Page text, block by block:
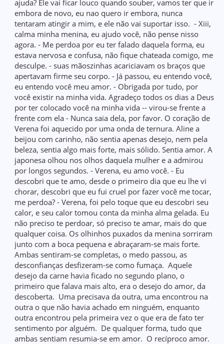
ajuda? Ele vai ficar louco quando souber, vamos ter que ir
embora de novo, eu nao quero ir embora, nunca
tentaram atingir a mim, e ele não vai suportar isso. - Xiii,
calma minha menina, eu ajudo você, não pense nisso
agora. - Me perdoa por eu ter falado daquela forma, eu
estava nervosa e confusa, não fique chateada comigo, me
desculpe. - suas mãoszinhas acariciavam os braços que
apertavam firme seu corpo. - Já passou, eu entendo você,
eu entendo você meu amor. - Obrigada por tudo, por
você existir na minha vida. Agradeço todos os dias a Deus
por ter colocado você na minha vida -- virou-se frente a
frente com ela - Nunca saia dela, por favor. O coração de
Verena foi aquecido por uma onda de ternura. Aline a
beijou com carinho, não sentia apenas desejo, nem pela
beleza, sentia algo mais forte, mais sólido. Sentia amor. A
japonesa olhou nos olhos daquela mulher e a admirou
por longos segundos. - Verena, eu amo você. - Eu
descobri que te amo, desde o primeiro dia que eu lhe vi
chorar, descobri que eu fui cruel por fazer você me tocar,
me perdoa? - Verena, foi pelo toque que eu descobri seu
calor, e seu calor tomou conta da minha alma gelada. Eu
não preciso te perdoar, só preciso te amar, mais do que
qualquer coisa. Os olhinhos puxados da menina sorriram
junto com a boca pequena e abraçaram-se mais forte.
Ambas sentiram-se completas, o medo passou, as
desconfianças desfizeram-se como fumaça. Aquele
desejo da carne havia ficado no segundo plano, o
primeiro que falava mais alto, era o desejo do amor, da
descoberta. Uma precisava da outra, uma encontrou na
outra o que não havia achado em ninguém, enquanto
outra encontrou pela primeira vez o que era de fato ter
sentimento por alguém. De qualquer forma, tudo que
ambas sentiam resumia-se em amor. O recíproco amor.